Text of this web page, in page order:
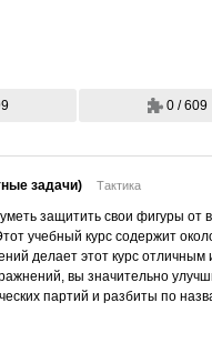
0 / 609
задачи) Тактика
защитить свои фигуры от
учебный курс содержит
делает этот курс
вы значительно
партий и разбиты по